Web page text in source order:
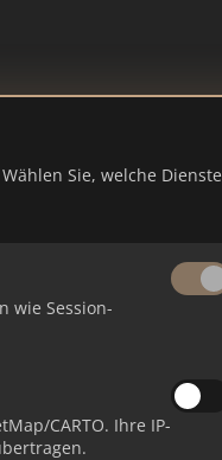
Sie, welche Dienste
wie Session-
CARTO. Ihre IP-